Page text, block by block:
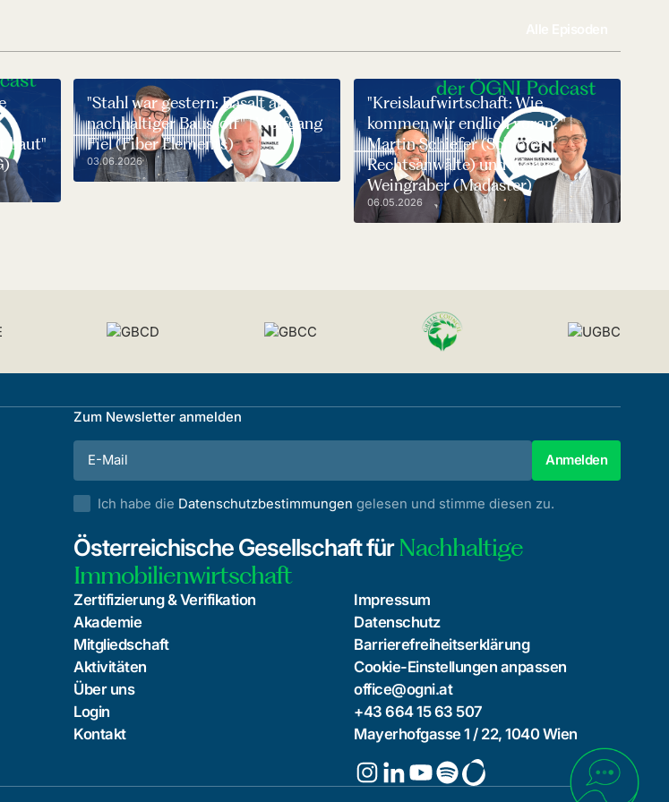
baut"
"Stahl war gestern: Basalt als
nachhaltiger Baustoff" | Wolfgang
Fiel (Fiber Elements)
03.06.2026
"Kreislaufwirtschaft: Wie
kommen wir endlich voran?" |
Martin Schiefer (Schiefer
Rechtsanwälte) und Werner
Weingraber (Madaster)
06.05.2026
Zum Newsletter anmelden
Ich habe die Datenschutzbestimmungen gelesen und stimme diesen zu.
Österreichische Gesellschaft fürNachhaltige
Immobilienwirtschaft
Zertifizierung & Verifikation
Akademie
Mitgliedschaft
Aktivitäten
Über uns
Login
Kontakt
Impressum
Datenschutz
Barrierefreiheitserklärung
Cookie-Einstellungen anpassen
office@ogni.at
+43 664 15 63 507
Mayerhofgasse 1 / 22, 1040 Wien